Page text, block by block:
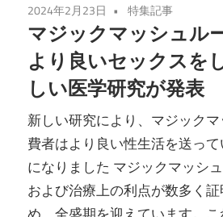
2024年2月23日 特集記事
マジックマッシュル
より良いセックスを
しい医学研究が発表
新しい研究により、マジック
費者はより良い性生活を送っ
になりました マジックマッシ
および治療上の利点が数多く